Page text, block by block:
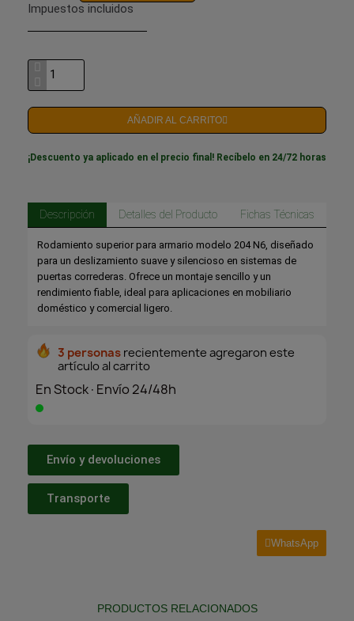
Impuestos incluidos
AÑADIR AL CARRITO
¡Descuento ya aplicado en el precio final! Recíbelo en 24/72 horas
Descripción Detalles del Producto Fichas Técnicas
Rodamiento superior para armario modelo 204 N6, diseñado
para un deslizamiento suave y silencioso en sistemas de
puertas correderas. Ofrece un montaje sencillo y un
rendimiento fiable, ideal para aplicaciones en mobiliario
doméstico y comercial ligero.
3 personas recientemente agregaron este
artículo al carrito
En Stock·Envío 24/48h
Envío y devoluciones
Transporte
WhatsApp
PRODUCTOS RELACIONADOS